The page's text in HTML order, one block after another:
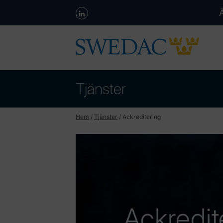
Tjänster
Hem / Tjänster / Ackreditering